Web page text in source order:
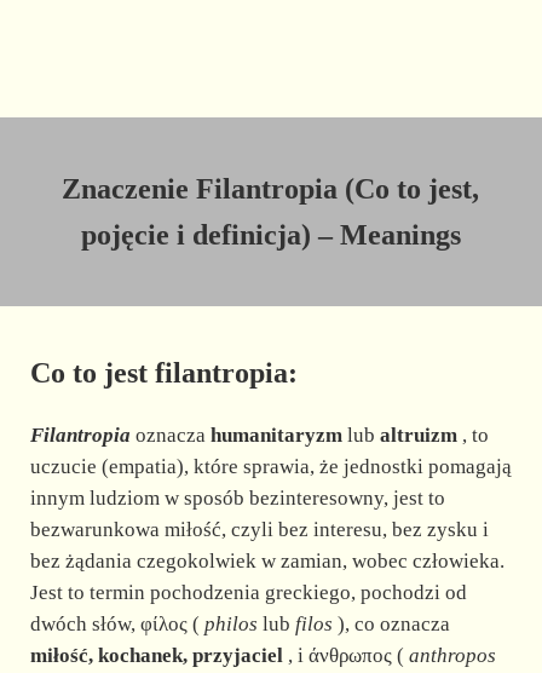
Znaczenie Filantropia (Co to jest,
pojęcie i definicja) – Meanings
Co to jest filantropia:
Filantropia oznacza humanitaryzmlub altruizm, to
uczucie (empatia), które sprawia, że jednostki pomagają
innym ludziom w sposób bezinteresowny, jest to
bezwarunkowa miłość, czyli bez interesu, bez zysku i
bez żądania czegokolwiek w zamian, wobec człowieka.
Jest to termin pochodzenia greckiego, pochodzi od
dwóch słów, φίλος ( philos lub filos ), co oznacza
miłość, kochanek, przyjaciel, i άνθρωπος ( anthropos